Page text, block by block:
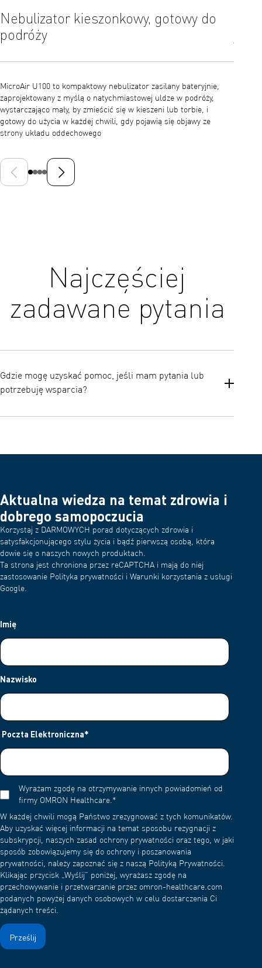
Nebulizator kieszonkowy, gotowy do
podróży
MicroAir U100 to kompaktowy nebulizator zasilany bateryjnie,
zaprojektowany z myślą o natychmiastowej uldze w podróży,
wystarczająco mały, by zmieścić się w kieszeni lub torbie, i
gotowy do użycia w każdej chwili, gdy pojawią się objawy ze
strony układu oddechowego
Poprzedni slajdNastępny slajd
Najczęściej
zadawane pytania
Gdzie mogę uzyskać pomoc, jeśli mam pytania lub
potrzebuję wsparcia?
Aktualna wiedza na temat zdrowia i
dobrego samopoczucia
Korzystaj z DARMOWYCH porad dotyczących zdrowia i
satysfakcjonującego stylu życia i bądź pierwszą osobą, która
dowie się o naszych nowych produktach.
Ta strona jest chroniona przez reCAPTCHA i mają do niej
zastosowanie Polityka prywatności i Warunki korzystania z usługi
Google.
Imię
Nazwisko
Poczta Elektroniczna*
Wyrażam zgodę na otrzymywanie innych powiadomień od
firmy OMRON Healthcare.*
W każdej chwili mogą Państwo zrezygnować z tych komunikatów.
Aby uzyskać więcej informacji na temat sposobu rezygnacji z
subskrypcji, naszych zasad ochrony prywatności oraz tego, w jaki
sposób zobowiązujemy się do ochrony i poszanowania
prywatności, należy zapoznać się z naszą Polityką Prywatności.
Klikając przycisk „Wyślij” poniżej, wyrażasz zgodę na
przechowywanie i przetwarzanie przez omron-healthcare.com
podanych powyżej danych osobowych w celu dostarczenia Ci
żądanych treści.